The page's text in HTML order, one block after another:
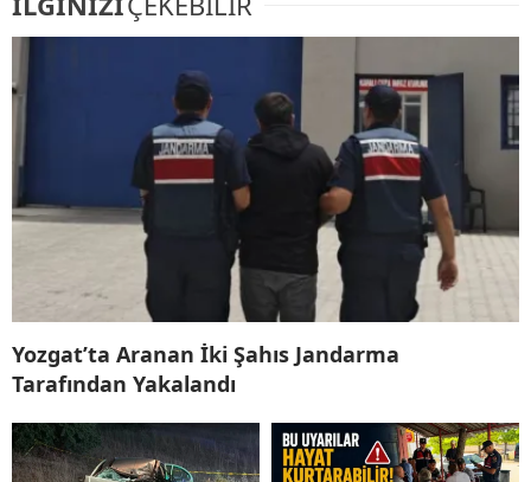
Yozgat’ta Aranan İki Şahıs Jandarma
Tarafından Yakalandı